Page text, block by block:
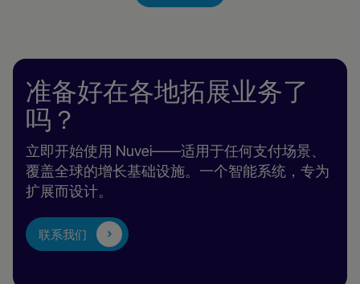
准备好在各地拓展业务了
吗？
立即开始使用 Nuvei——适用于任何支付场景、
覆盖全球的增长基础设施。一个智能系统，专为
扩展而设计。
联系我们